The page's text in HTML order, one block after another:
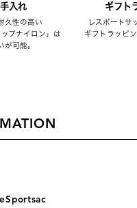
入れ
久性の高い
ップナイロン」は
が可能。
ギフト
レスポートサ
ギフトラッピ